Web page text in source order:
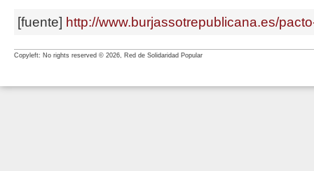
[fuente] http://www.burjassotrepublicana.es/
Copyleft: No rights reserved © 2026, Red de Solidaridad Popular